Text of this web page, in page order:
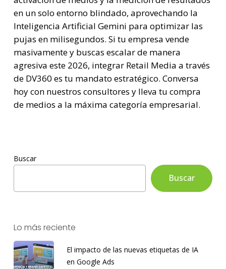
en un solo entorno blindado, aprovechando la
Inteligencia Artificial Gemini para optimizar las
pujas en milisegundos. Si tu empresa vende
masivamente y buscas escalar de manera
agresiva este 2026, integrar Retail Media a través
de DV360 es tu mandato estratégico. Conversa
hoy con nuestros consultores y lleva tu compra
de medios a la máxima categoría empresarial.
Buscar
Buscar
Lo más reciente
El impacto de las nuevas etiquetas de IA
en Google Ads